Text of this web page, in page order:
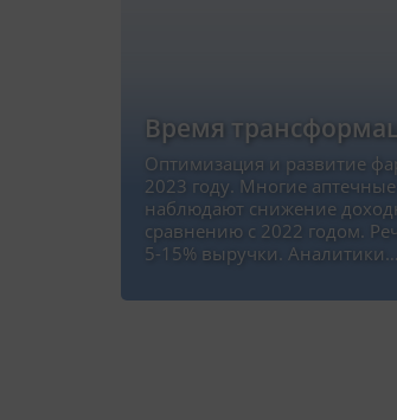
Время
Оптимизация и развитие
2023 году. Многие аптечные
наблюдают снижение
сравнению с 2022 годом.
5-15% выручки. Аналитики…